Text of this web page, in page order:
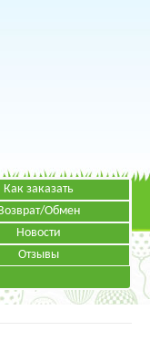
Как заказать
Обмен
Новости
Отзывы